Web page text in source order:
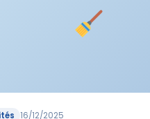
16/12/2025